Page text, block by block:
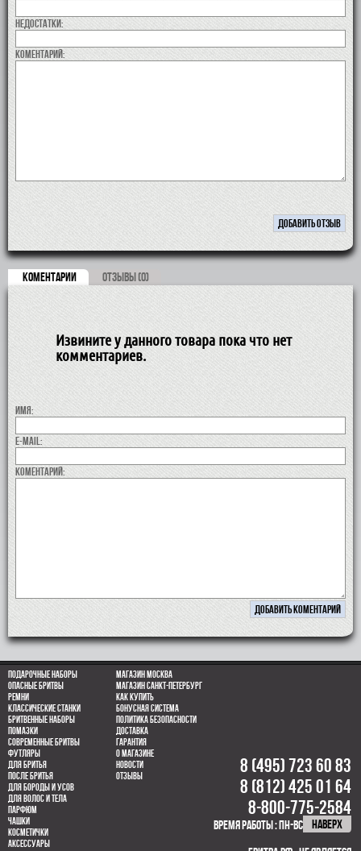
недостатки:
коментарий:
КОМЕНТАРИИ ОТЗЫВЫ (0)
Извините у данного товара пока что нет
комментариев.
Имя:
E-MAIL:
коментарий:
Подарочные наборы
Опасные бритвы
Ремни
Классические станки
Бритвенные наборы
Помазки
Современные бритвы
Футляры
Для бритья
После бритья
Для бороды и усов
для волос и тела
парфюм
Чашки
Косметички
Аксессуары
Магазин Москва
Магазин Санкт-Петербург
Как купить
Бонусная система
Политика безопасности
Доставка
Гарантия
О магазине
Новости
Отзывы
8 (495) 723 60 83
8 (812) 425 01 64
8-800-775-2584
время работы : пн-вс 10.00-21.00
НАВЕРХ